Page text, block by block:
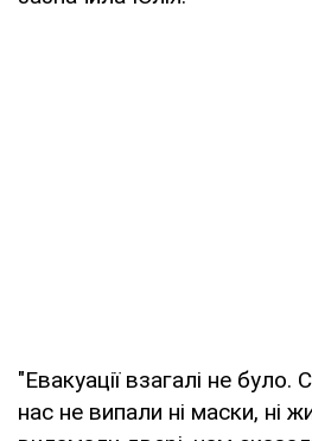
"Евакуації взагалі не було.
нас не випали ні маски, ні